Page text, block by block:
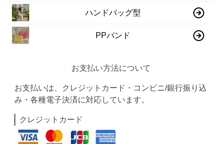
ハンドバッグ型
PPバンド
お支払い方法について
お支払いは、クレジットカード・コンビニ/銀行振り込
み・各種電子決済に対応しています。
クレジットカード